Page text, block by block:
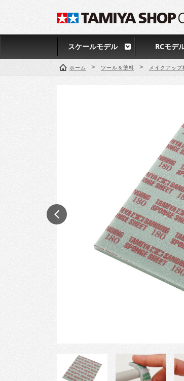
スケールモデル RCモデ
ホーム > ツール＆塗料 > メイクアップ